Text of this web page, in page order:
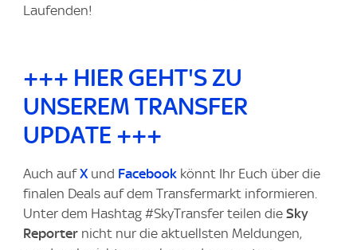
Laufenden!
+++ HIER GEHT'S ZU
UNSEREM TRANSFER
UPDATE +++
Auch aufX und Facebook könnt Ihr Euch über die
finalen Deals auf dem Transfermarkt informieren.
Unter dem Hashtag #SkyTransfer teilen die Sky
Reporter nicht nur die aktuellsten Meldungen,